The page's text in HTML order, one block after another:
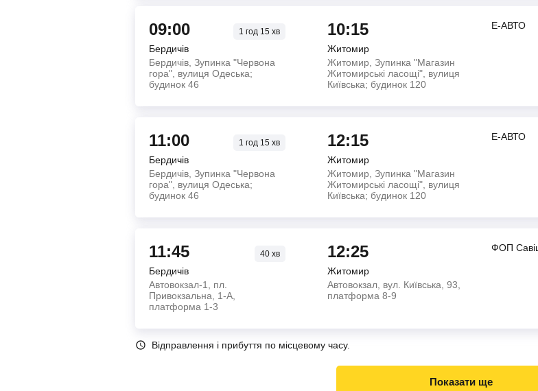
09:00 1 год15 хв
Бердичів
Бердичів, Зупинка "Червона
гора", вулиця Одеська;
будинок 46
10:15
Житомир
Житомир, Зупинка "Магазин
Житомирські ласощі", вулиця
Київська; будинок 120
Е-АВТО
11:00 1 год15 хв
Бердичів
Бердичів, Зупинка "Червона
гора", вулиця Одеська;
будинок 46
12:15
Житомир
Житомир, Зупинка "Магазин
Житомирські ласощі", вулиця
Київська; будинок 120
Е-АВТО
11:45 40 хв
Бердичів
Автовокзал-1, пл.
Привокзальна, 1-А,
платформа 1-3
12:25
Житомир
Автовокзал, вул. Київська, 93,
платформа 8-9
ФОП
Відправлення і прибуття по місцевому часу.
Показати ще